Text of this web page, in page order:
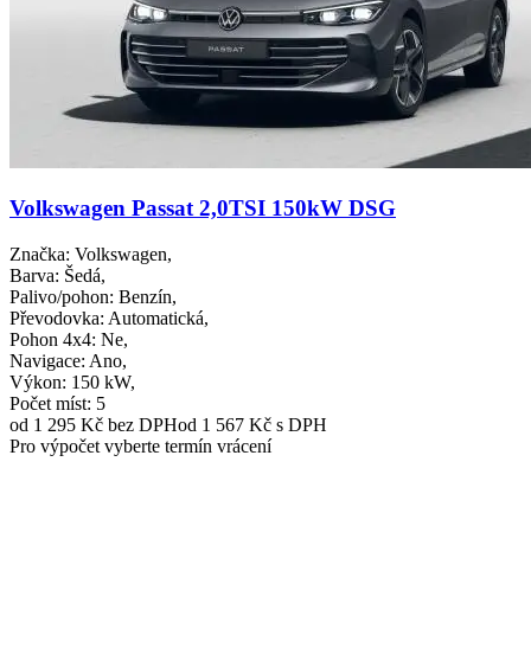
Volkswagen Passat 2,0TSI 150kW DSG
Značka: Volkswagen,
Barva: Šedá,
Palivo/pohon: Benzín,
Převodovka: Automatická,
Pohon 4x4: Ne,
Navigace: Ano,
Výkon: 150 kW,
Počet míst: 5
od 1 295 Kč bez DPHod 1 567 Kč s DPH
Pro výpočet vyberte termín vrácení